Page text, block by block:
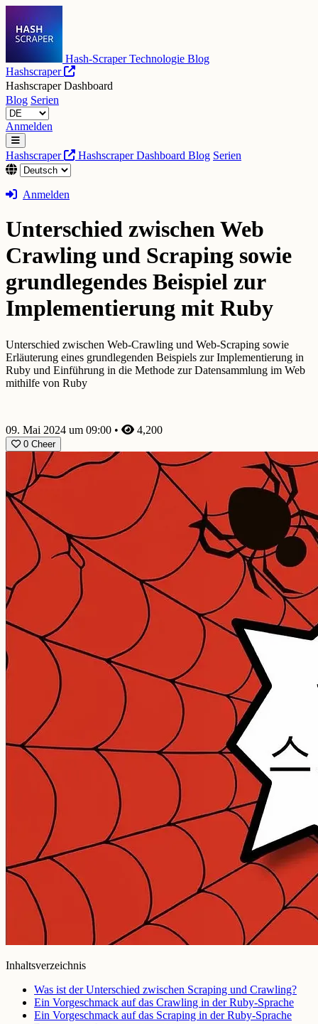
Hash-Scraper Technologie Blog
Hashscraper
Hashscraper Dashboard
Blog Serien
Anmelden
Hashscraper Hashscraper Dashboard Blog Serien
Anmelden
Unterschied zwischen Web
Crawling und Scraping sowie
grundlegendes Beispiel zur
Implementierung mit Ruby
Unterschied zwischen Web-Crawling und Web-Scraping sowie
Erläuterung eines grundlegenden Beispiels zur Implementierung in
Ruby und Einführung in die Methode zur Datensammlung im Web
mithilfe von Ruby
09. Mai 2024 um 09:00 • 4,200
0 Cheer
Inhaltsverzeichnis
Was ist der Unterschied zwischen Scraping und Crawling?
Ein Vorgeschmack auf das Crawling in der Ruby-Sprache
Ein Vorgeschmack auf das Scraping in der Ruby-Sprache